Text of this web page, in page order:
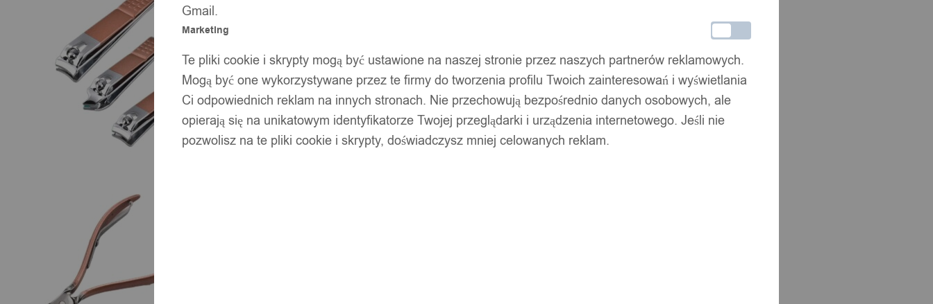
Gmail.
Marketing
Te pliki cookie i skrypty mogą być ustawione na naszej stronie przez naszych partnerów reklamowych.
Mogą być one wykorzystywane przez te firmy do tworzenia profilu Twoich zainteresowań i wyświetlania
Ci odpowiednich reklam na innych stronach. Nie przechowują bezpośrednio danych osobowych, ale
opierają się na unikatowym identyfikatorze Twojej przeglądarki i urządzenia internetowego. Jeśli nie
pozwolisz na te pliki cookie i skrypty, doświadczysz mniej celowanych reklam.